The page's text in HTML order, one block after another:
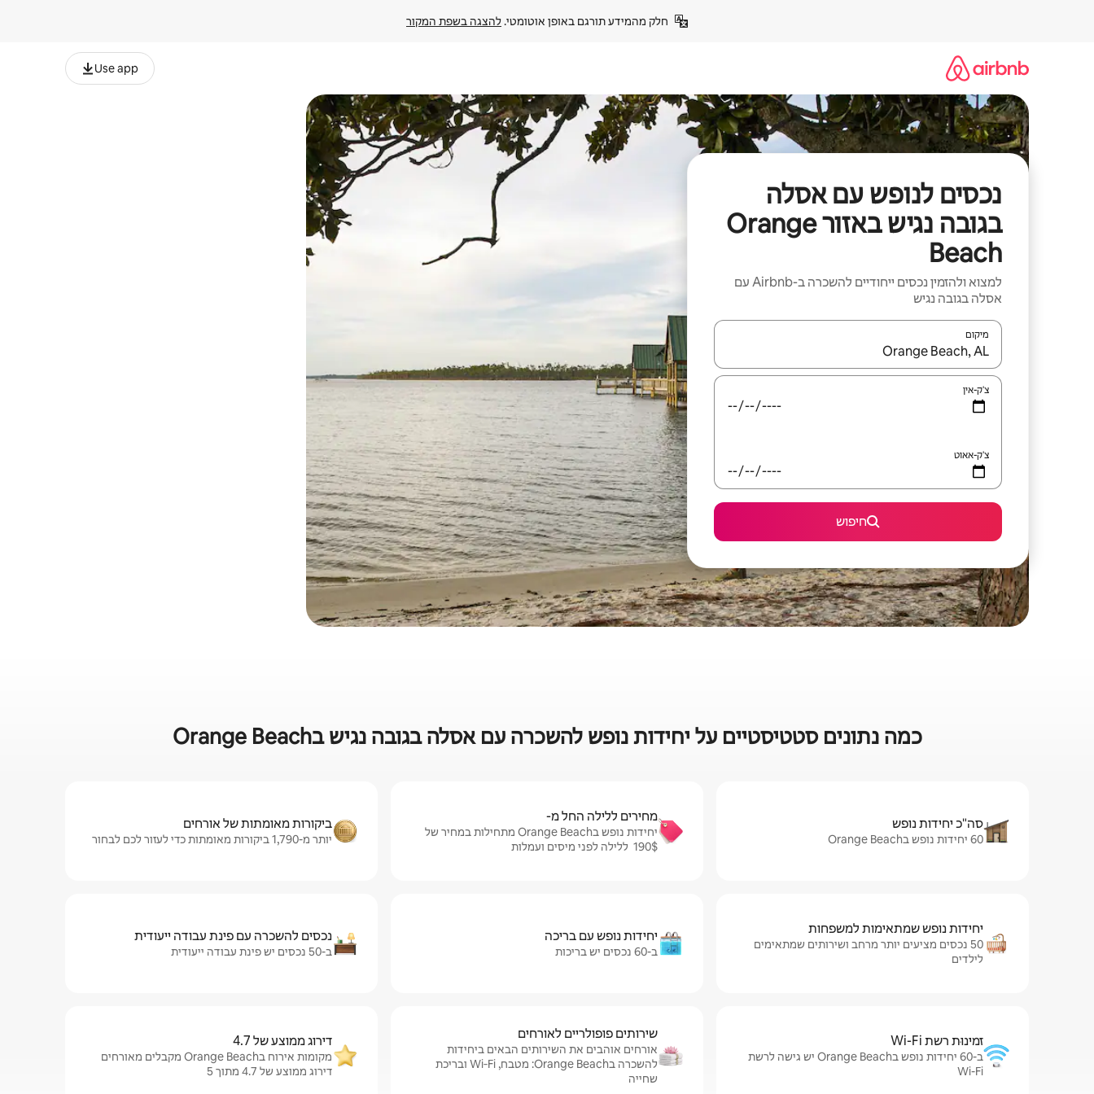
חלק מהמידע תורגם באופן אוטומטי. להצגה בשפת המקור
Use app
נכסים לנופש עם אסלה
בגובה נגיש באזור Orange
Beach
למצוא ולהזמין נכסים ייחודיים להשכרה ב-Airbnb עם
אסלה בגובה נגיש
מיקום
כאשר התוצאות יהיו זמינות, יש לנווט עם מקשי החיצים למעלה ולמטה או לעיין בעזרת תנועות מגע או החלקה.
צ'ק-אין
צ'ק-אאוט
חיפוש
כמה נתונים סטטיסטיים על יחידות נופש להשכרה עם אסלה בגובה נגיש בOrange Beach
סה"כ יחידות נופש
60 יחידות נופש בOrange Beach
מחירים ללילה החל מ-
יחידות נופש בOrange Beach מתחילות במחיר של
$‏190 ‏ ללילה לפני מיסים ועמלות
ביקורות מאומתות של אורחים
יותר מ-1,790 ביקורות מאומתות כדי לעזור לכם לבחור
יחידות נופש שמתאימות למשפחות
50 נכסים מציעים יותר מרחב ושירותים שמתאימים
לילדים
יחידות נופש עם בריכה
ב-60 נכסים יש בריכות
נכסים להשכרה עם פינת עבודה ייעודית
ב-50 נכסים יש פינת עבודה ייעודית
זמינוּת רשת Wi-Fi
ב-60 יחידות נופש בOrange Beach יש גישה לרשת
Wi-Fi
שירותים פופולריים לאורחים
אורחים אוהבים את השירותים הבאים ביחידות
להשכרה בOrange Beach: מטבח, Wi‑Fi ובריכת
שחייה
דירוג ממוצע של 4.7
מקומות אירוח בOrange Beach מקבלים מאורחים
דירוג ממוצע של 4.7 מתוך 5